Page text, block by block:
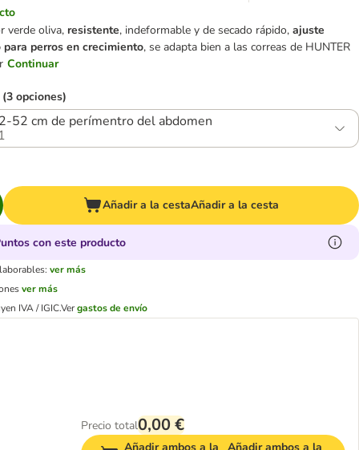
verde oliva, resistente, indeformable y de secado rápido,ajuste
para perros en crecimiento, se adapta bien a las correas de HUNTER
Continuar
opciones)
52 cm de perímentro del abdomen
Añadir a la cestaAñadir a la cesta
con este producto
ver más
ver más
IVA / IGIC.Vergastos de envío
Precio total0,00 €